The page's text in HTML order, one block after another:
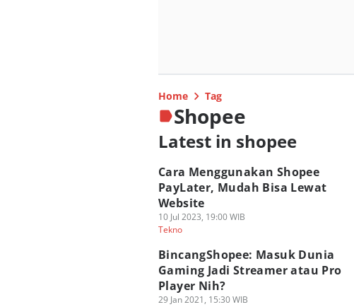
Home Tag
Shopee
Latest in shopee
Cara Menggunakan Shopee
PayLater, Mudah Bisa Lewat
Website
10 Jul 2023, 19:00 WIB
Tekno
BincangShopee: Masuk Dunia
Gaming Jadi Streamer atau Pro
Player Nih?
29 Jan 2021, 15:30 WIB